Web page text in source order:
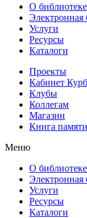
О библиотеке
Электронная
Услуги
Ресурсы
Каталоги
Проекты
Кабинет
Клубы
Коллегам
Магазин
Книга памяти
Меню
О библиотеке
Электронная
Услуги
Ресурсы
Каталоги